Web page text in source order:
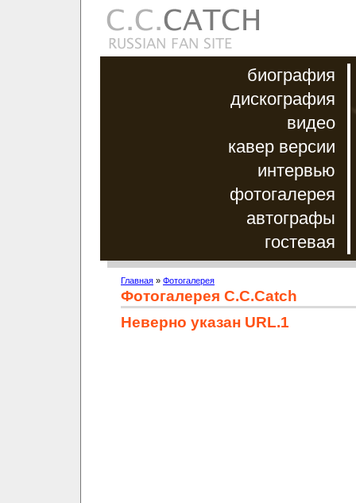
биография
дискография
видео
кавер версии
интервью
фотогалерея
автографы
гостевая
Главная » Фотогалерея
Фотогалерея C.C.Catch
Неверно указан URL.1